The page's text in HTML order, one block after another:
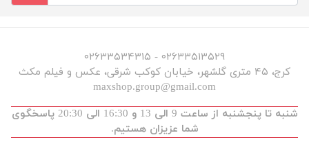
۰۲۶۳۳۵۱۳۵۲۹ - ۰۲۶۳۳۵۳۴۳۱۵
کرج، ۴۵ متری گلشهر، خیابان کوکب شرقی، عکس و فیلم مکث
maxshop.group@gmail.com
شنبه تا پنجشنبه از ساعت 9 الی 13 و 16:30 الی 20:30 پاسخگوی
شما عزیزان هستیم.